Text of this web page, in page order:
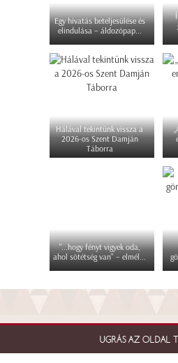
Egy hivatás beteljesülése és
elindulása – áldozópap...
Hálával tekintünk vissza a
2026-os Szent Damján
Táborra
"...hogy fényt vigyek oda,
ahol sötétség van" – elmél...
UGRÁS AZ OLDAL